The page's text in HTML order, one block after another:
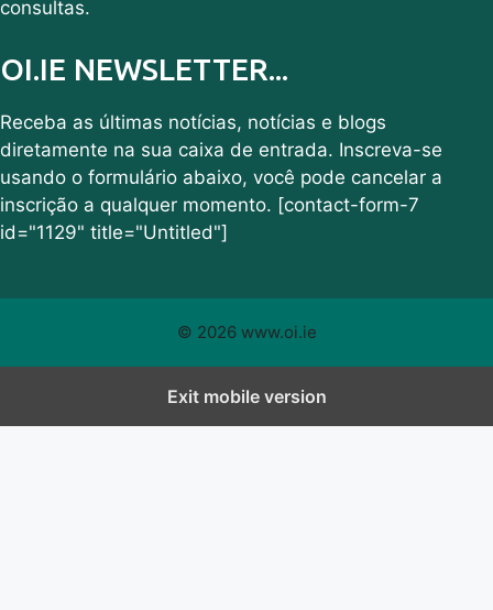
consultas.
OI.IE NEWSLETTER...
Receba as últimas notícias, notícias e blogs
diretamente na sua caixa de entrada. Inscreva-se
usando o formulário abaixo, você pode cancelar a
inscrição a qualquer momento. [contact-form-7
id="1129" title="Untitled"]
© 2026 www.oi.ie
Exit mobile version